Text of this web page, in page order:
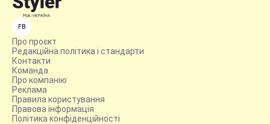
FB
Про проєкт
Редакційна політика і стандарти
Контакти
Команда
Про компанію
Реклама
Правила користування
Правова інформація
Політика конфіденційності